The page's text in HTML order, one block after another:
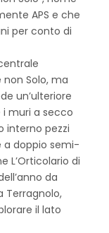
APS e che
per conto di
non Solo, ma
un’ulteriore
muri a secco
interno pezzi
a doppio semi-
L’Orticolario di
da
Terragnolo,
il lato